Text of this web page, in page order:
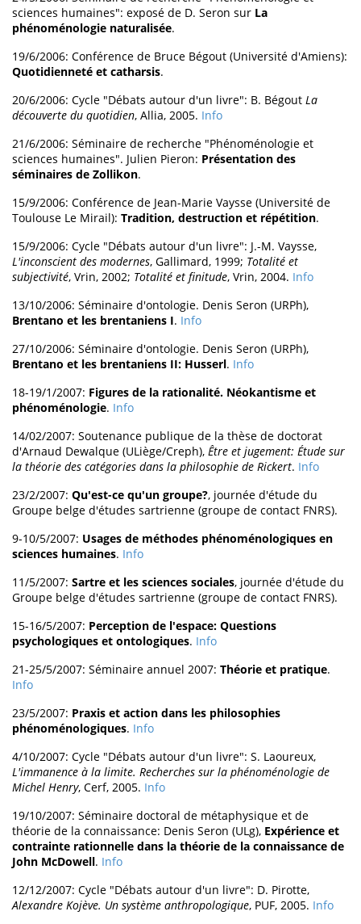
sciences humaines": exposé de D. Seron sur La
phénoménologie naturalisée.
19/6/2006: Conférence de Bruce Bégout (Université d'Amiens):
Quotidienneté et catharsis.
20/6/2006: Cycle "Débats autour d'un livre": B. Bégout La
découverte du quotidien, Allia, 2005. Info
21/6/2006: Séminaire de recherche "Phénoménologie et
sciences humaines". Julien Pieron: Présentation des
séminaires de Zollikon.
15/9/2006: Conférence de Jean-Marie Vaysse (Université de
Toulouse Le Mirail): Tradition, destruction et répétition.
15/9/2006: Cycle "Débats autour d'un livre": J.-M. Vaysse,
L'inconscient des modernes, Gallimard, 1999; Totalité et
subjectivité, Vrin, 2002; Totalité et finitude, Vrin, 2004. Info
13/10/2006: Séminaire d'ontologie. Denis Seron (URPh),
Brentano et les brentaniens I. Info
27/10/2006: Séminaire d'ontologie. Denis Seron (URPh),
Brentano et les brentaniens II: Husserl. Info
18-19/1/2007: Figures de la rationalité. Néokantisme et
phénoménologie. Info
14/02/2007: Soutenance publique de la thèse de doctorat
d'Arnaud Dewalque (ULiège/Creph), Être et jugement: Étude sur
la théorie des catégories dans la philosophie de Rickert. Info
23/2/2007: Qu'est-ce qu'un groupe?, journée d'étude du
Groupe belge d'études sartrienne (groupe de contact FNRS).
9-10/5/2007: Usages de méthodes phénoménologiques en
sciences humaines. Info
11/5/2007: Sartre et les sciences sociales, journée d'étude du
Groupe belge d'études sartrienne (groupe de contact FNRS).
15-16/5/2007: Perception de l'espace: Questions
psychologiques et ontologiques. Info
21-25/5/2007: Séminaire annuel 2007: Théorie et pratique.
Info
23/5/2007: Praxis et action dans les philosophies
phénoménologiques. Info
4/10/2007: Cycle "Débats autour d'un livre": S. Laoureux,
L'immanence à la limite. Recherches sur la phénoménologie de
Michel Henry, Cerf, 2005. Info
19/10/2007: Séminaire doctoral de métaphysique et de
théorie de la connaissance: Denis Seron (ULg), Expérience et
contrainte rationnelle dans la théorie de la connaissance de
John McDowell. Info
12/12/2007: Cycle "Débats autour d'un livre": D. Pirotte,
Alexandre Kojève. Un système anthropologique, PUF, 2005. Info